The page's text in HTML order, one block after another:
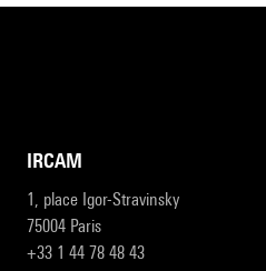
IRCAM
1, place Igor-Stravinsky
75004 Paris
+33 1 44 78 48 43